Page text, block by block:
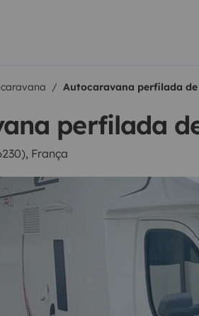
Autocaravana perfilada
perfilada
França